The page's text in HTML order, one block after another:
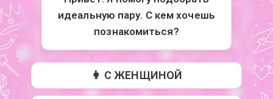
идеальную пару. С кем хочешь
познакомиться?
👩 С ЖЕНЩИНОЙ